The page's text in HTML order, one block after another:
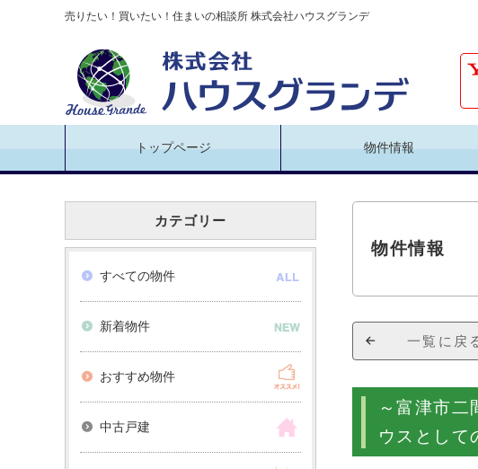
売りたい！買いたい！住まいの相談所 株式会社ハウスグランデ
トップページ 物件情報
物件情報
一覧に戻
～富津市
ウスとして
カテゴリー
すべての物件
新着物件
おすすめ物件
中古戸建